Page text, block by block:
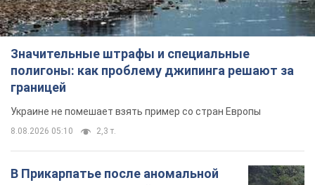
Значительные штрафы и специальные
полигоны: как проблему джипинга решают за
границей
Украине не помешает взять пример со стран Европы
8.08.2026 05:10 2,3 т.
В Прикарпатье после аномальной